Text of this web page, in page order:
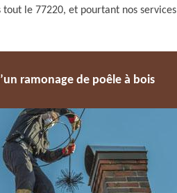
tout le 77220, et pourtant nos services
ramonage de poêle à bois